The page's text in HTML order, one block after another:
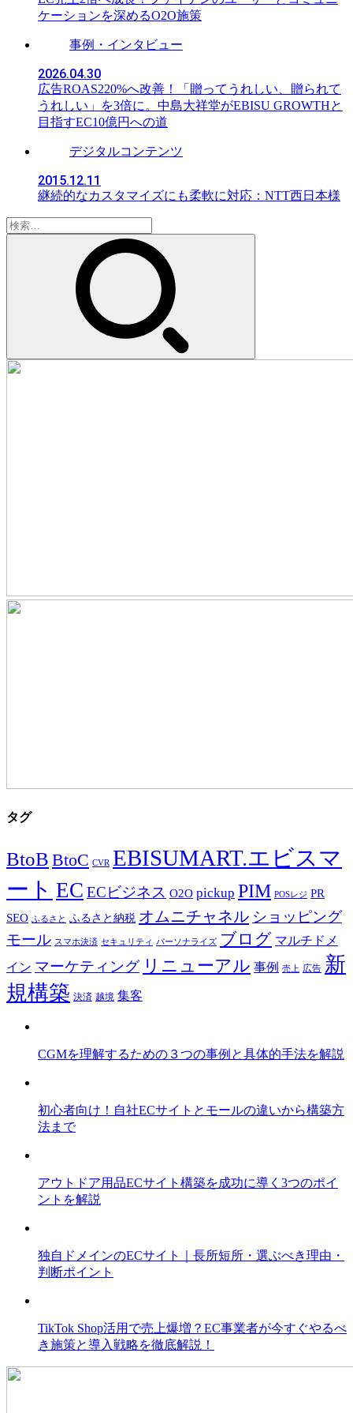
ケーションを深めるO2O施策
事例・インタビュー
2026.04.30
広告ROAS220%へ改善！「贈ってうれしい、贈られて
うれしい」を3倍に。中島大祥堂がEBISU GROWTHと
目指すEC10億円への道
デジタルコンテンツ
2015.12.11
継続的なカスタマイズにも柔軟に対応：NTT西日本様
検
索:
タグ
BtoB BtoC CVR EBISUMART.エビスマ
ート EC ECビジネス O2O pickup PIM POSレジ PR
SEO ふるさと ふるさと納税 オムニチャネル ショッピング
モール スマホ決済 セキュリティ パーソナライズ ブログ マルチドメ
イン マーケティング リニューアル 事例 売上 広告 新
規構築 決済 越境 集客
CGMを理解するための３つの事例と具体的手法を解説
初心者向け！自社ECサイトとモールの違いから構築方
法まで
アウトドア用品ECサイト構築を成功に導く3つのポイ
ントを解説
独自ドメインのECサイト｜長所短所・選ぶべき理由・
判断ポイント
TikTok Shop活用で売上爆増？EC事業者が今すぐやるべ
き施策と導入戦略を徹底解説！